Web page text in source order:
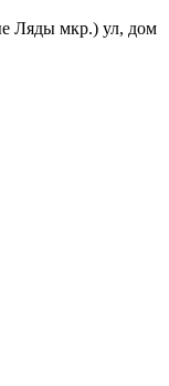
Ляды мкр.) ул, дом